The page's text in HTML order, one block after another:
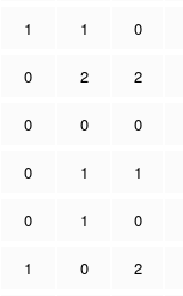
1 1 0
0 2 2
0 0 0
0 1 1
0 1 0
1 0 2